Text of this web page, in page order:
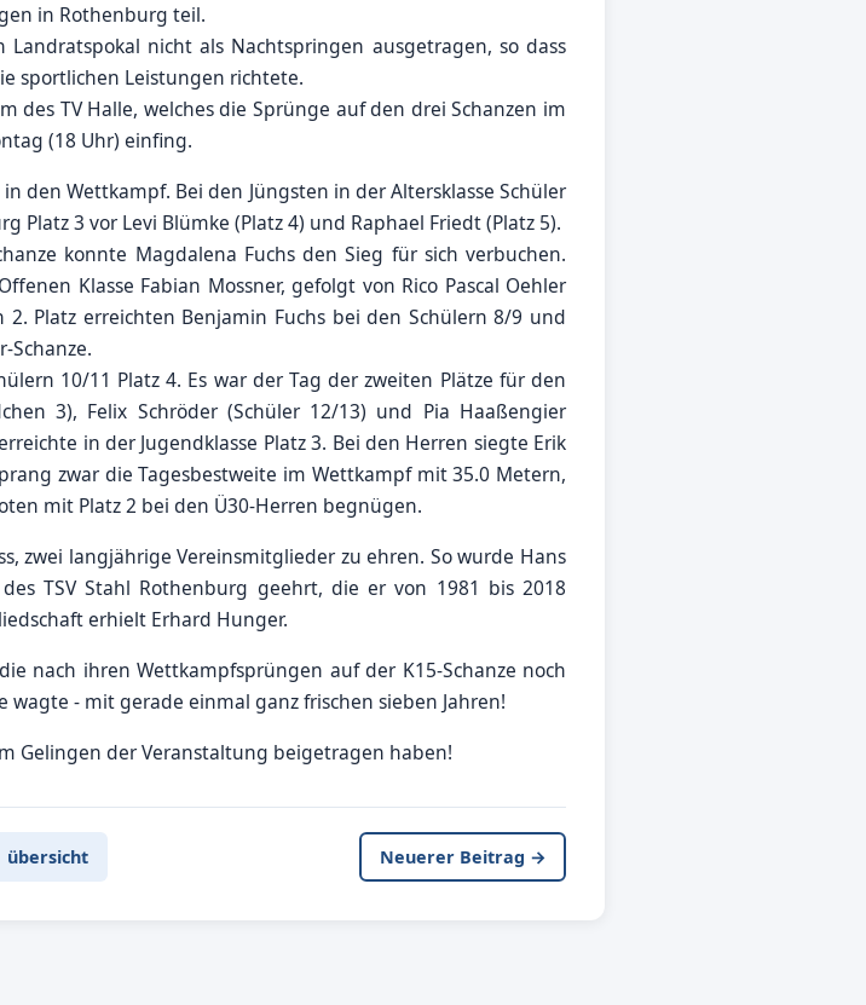
in Rothenburg teil.
nicht als Nachtspringen ausgetragen, so dass
sportlichen Leistungen richtete.
des TV Halle, welches die Sprünge auf den drei Schanzen im
(18 Uhr) einfing.
den Wettkampf. Bei den Jüngsten in der Altersklasse Schüler
Platz 3 vor Levi Blümke (Platz 4) und Raphael Friedt (Platz 5).
konnte Magdalena Fuchs den Sieg für sich verbuchen.
Klasse Fabian Mossner, gefolgt von Rico Pascal Oehler
Platz erreichten Benjamin Fuchs bei den Schülern 8/9 und
Schanze.
10/11 Platz 4. Es war der Tag der zweiten Plätze für den
3), Felix Schröder (Schüler 12/13) und Pia Haaßengier
in der Jugendklasse Platz 3. Bei den Herren siegte Erik
zwar die Tagesbestweite im Wettkampf mit 35.0 Metern,
mit Platz 2 bei den Ü30-Herren begnügen.
zwei langjährige Vereinsmitglieder zu ehren. So wurde Hans
TSV Stahl Rothenburg geehrt, die er von 1981 bis 2018
erhielt Erhard Hunger.
nach ihren Wettkampfsprüngen auf der K15-Schanze noch
- mit gerade einmal ganz frischen sieben Jahren!
Gelingen der Veranstaltung beigetragen haben!
übersicht Neuerer Beitrag →